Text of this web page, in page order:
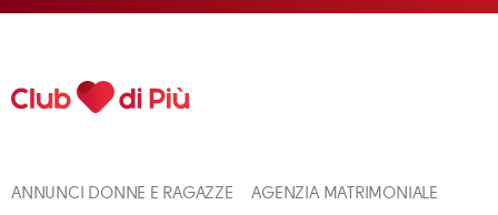
ANNUNCI DONNE E RAGAZZE
AGENZIA MATRIMONIALE